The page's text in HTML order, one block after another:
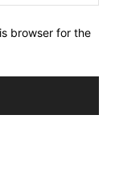
browser for the